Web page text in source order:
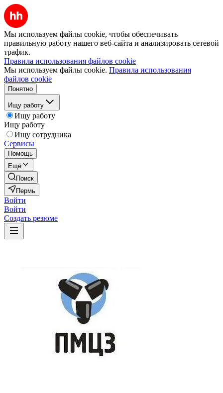
Мы используем файлы cookie, чтобы обеспечивать
правильную работу нашего веб-сайта и анализировать сетевой
трафик.
Правила использования файлов cookie
Мы используем файлы cookie. Правила использования
файлов cookie
Понятно
Ищу работу
Ищу работу
Ищу работу
Ищу сотрудника
Сервисы
Помощь
Ещё
Поиск
Пермь
Войти
Войти
Создать резюме